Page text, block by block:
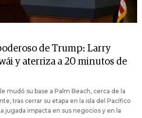
de Trump: Larry
y aterriza a 20 minutos de
mudó su base a Palm Beach, cerca de la
tras cerrar su etapa en la isla del Pacífico
jugada impacta en sus negocios y en la